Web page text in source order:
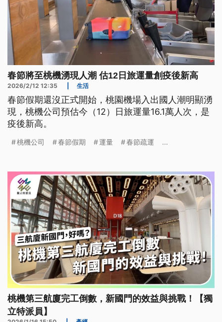
春節將至桃機湧現人潮 估12日旅運量創疫後新高
2026/2/12 12:35 生活
春節假期還沒正式開始，桃園機場入出國人潮明顯湧
現，桃機公司預估今（12）日旅運量16.1萬人次，是
疫後新高。
桃機公司 春節假期 運量 春節疏運 ...
桃機第三航廈完工倒數，新國門的效益與挑戰！【獨
立特派員】